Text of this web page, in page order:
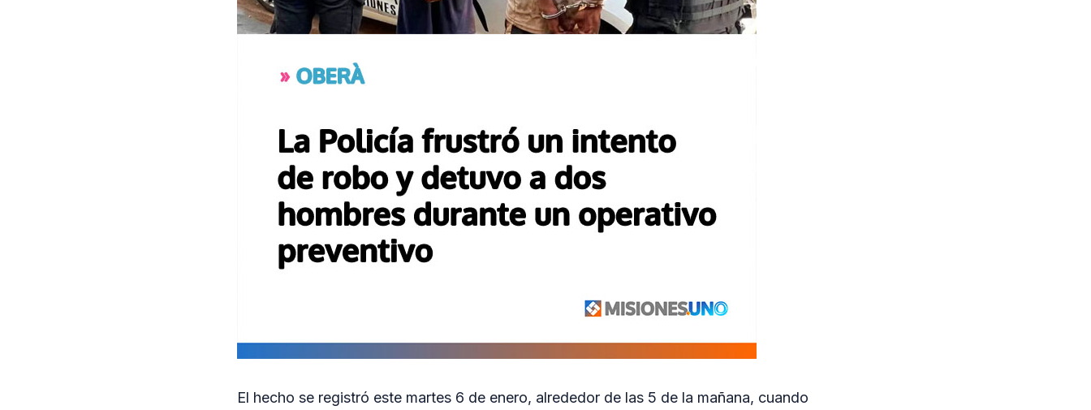
El hecho se registró este martes 6 de enero, alrededor de las 5 de la mañana, cuando